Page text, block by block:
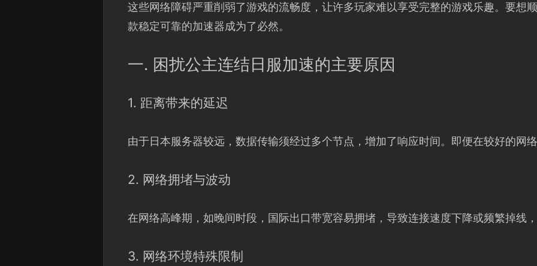
这些网络障碍严重削弱了游戏的流畅度，让许多玩家难以享受完整的游戏乐趣。要想
款稳定可靠的加速器成为了必然。
一. 困扰公主连结日服加速的主要原因
1. 距离带来的延迟
由于日本服务器较远，数据传输须经过多个节点，增加了响应时间。即便在较好的网
2. 网络拥堵与波动
在网络高峰期，如晚间时段，国际出口带宽容易拥堵，导致连接速度下降或频繁掉线
3. 网络环境特殊限制